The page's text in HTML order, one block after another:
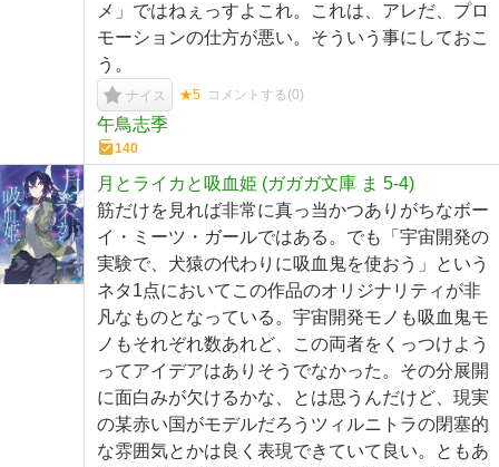
メ」ではねぇっすよこれ。これは、アレだ、プロ
モーションの仕方が悪い。そういう事にしておこ
う。
ナイス ★5 コメントする(0)
午鳥志季
140
月とライカと吸血姫 (ガガガ文庫 ま 5-4)
筋だけを見れば非常に真っ当かつありがちなボー
イ・ミーツ・ガールではある。でも「宇宙開発の
実験で、犬猿の代わりに吸血鬼を使おう」という
ネタ1点においてこの作品のオリジナリティが非
凡なものとなっている。宇宙開発モノも吸血鬼モ
ノもそれぞれ数あれど、この両者をくっつけよう
ってアイデアはありそうでなかった。その分展開
に面白みが欠けるかな、とは思うんだけど、現実
の某赤い国がモデルだろうツィルニトラの閉塞的
な雰囲気とかは良く表現できていて良い。ともあ